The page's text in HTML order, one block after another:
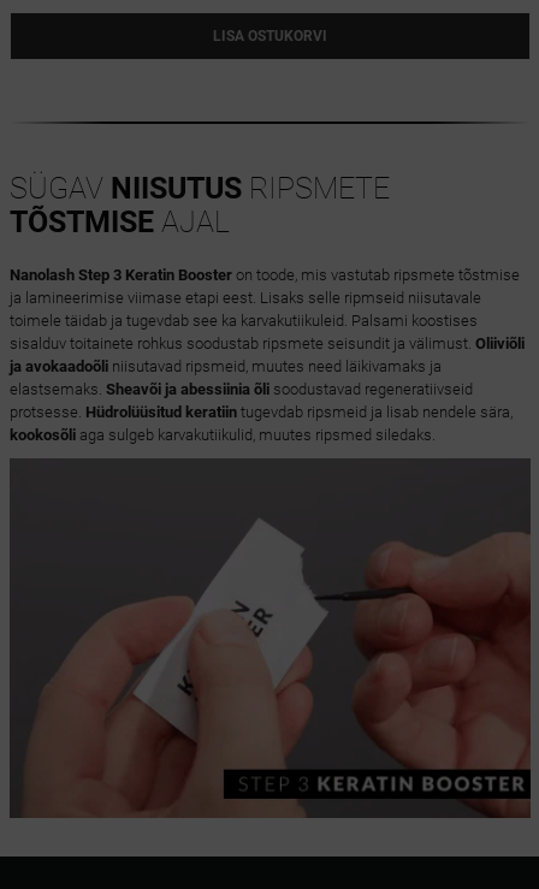
LISA OSTUKORVI
SÜGAV NIISUTUSRIPSMETE
TÕSTMISEAJAL
Nanolash Step 3 Keratin Boosteron toode, mis vastutab ripsmete tõstmise
ja lamineerimise viimase etapi eest. Lisaks selle ripmseid niisutavale
toimele täidab ja tugevdab see ka karvakutiikuleid. Palsami koostises
sisalduv toitainete rohkus soodustab ripsmete seisundit ja välimust. Oliiviõli
ja avokaadoõliniisutavad ripsmeid, muutes need läikivamaks ja
elastsemaks. Sheavõi ja abessiinia õlisoodustavad regeneratiivseid
protsesse. Hüdrolüüsitud keratiintugevdab ripsmeid ja lisab nendele sära,
kookosõliaga sulgeb karvakutiikulid, muutes ripsmed siledaks.